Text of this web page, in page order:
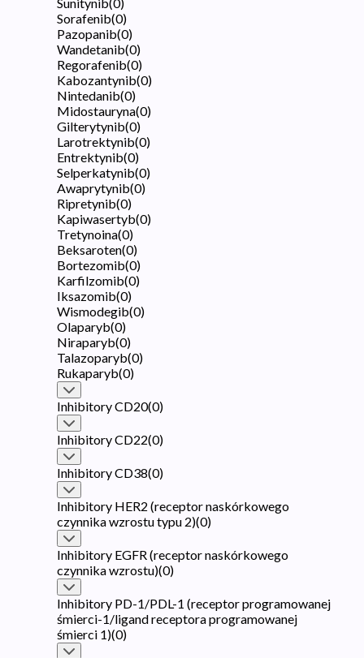
Sorafenib(0)
Pazopanib(0)
Wandetanib(0)
Regorafenib(0)
Kabozantynib(0)
Nintedanib(0)
Midostauryna(0)
Gilterytynib(0)
Larotrektynib(0)
Entrektynib(0)
Selperkatynib(0)
Awaprytynib(0)
Ripretynib(0)
Kapiwasertyb(0)
Tretynoina(0)
Beksaroten(0)
Bortezomib(0)
Karfilzomib(0)
Iksazomib(0)
Wismodegib(0)
Olaparyb(0)
Niraparyb(0)
Talazoparyb(0)
Rukaparyb(0)
Inhibitory CD20(0)
Inhibitory CD22(0)
Inhibitory CD38(0)
Inhibitory HER2 (receptor naskórkowego
czynnika wzrostu typu 2)(0)
Inhibitory EGFR (receptor naskórkowego
czynnika wzrostu)(0)
Inhibitory PD-1/PDL-1 (receptor programowanej
śmierci-1/ligand receptora programowanej
śmierci 1)(0)